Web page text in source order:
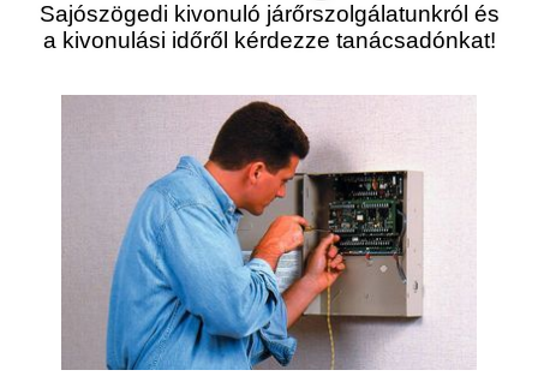
Sajószögedi kivonuló járőrszolgálatunkról és
a kivonulási időről kérdezze tanácsadónkat!